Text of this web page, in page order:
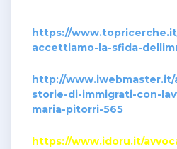
https://
accettiamo-la-sfida-
http://www.iwebmaster.it/
storie-di-immigrati-con-
maria-pitorri-565
https://www.idoru.it/